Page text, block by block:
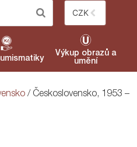
CZK
Výkup obrazů a
umění
/ Československo, 1953 –